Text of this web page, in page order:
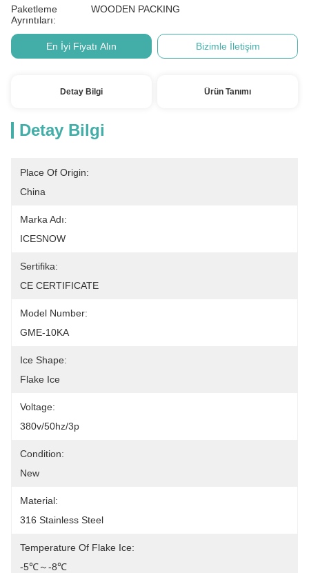
Paketleme
Ayrıntıları:
WOODEN PACKING
En İyi Fiyatı Alın Bizimle İletişim
Detay Bilgi Ürün Tanımı
Detay Bilgi
Place Of Origin:
China
Marka Adı:
ICESNOW
Sertifika:
CE CERTIFICATE
Model Number:
GME-10KA
Ice Shape:
Flake Ice
Voltage:
380v/50hz/3p
Condition:
New
Material:
316 Stainless Steel
Temperature Of Flake Ice:
-5℃～-8℃